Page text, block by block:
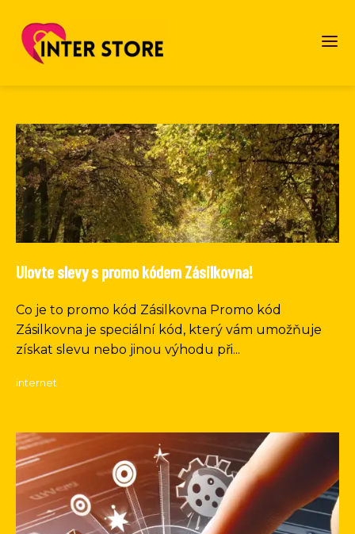
Ulovte slevy s promo kódem Zásilkovna!
Co je to promo kód Zásilkovna Promo kód
Zásilkovna je speciální kód, který vám umožňuje
získat slevu nebo jinou výhodu při...
internet